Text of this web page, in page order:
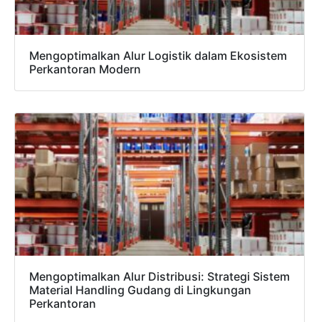
Mengoptimalkan Alur Logistik dalam Ekosistem
Perkantoran Modern
Mengoptimalkan Alur Distribusi: Strategi Sistem
Material Handling Gudang di Lingkungan
Perkantoran